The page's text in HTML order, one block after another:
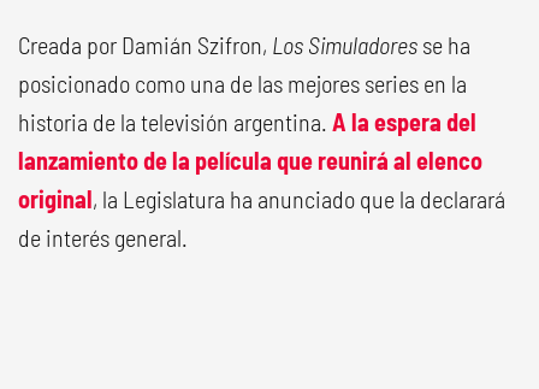
Creada por Damián Szifron, Los Simuladores se ha
posicionado como una de las mejores series en la
historia de la televisión argentina. A la espera del
lanzamiento de la película que reunirá al elenco
original, la Legislatura ha anunciado que la declarará
de interés general.